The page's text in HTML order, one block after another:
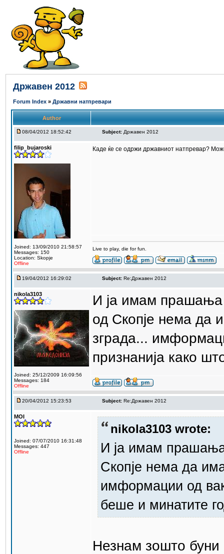
Државен 2012
Forum Index » Државни натпревари
Author
08/04/2012 18:52:42 Subject: Државен 2012
filip_bujaroski
Joined: 13/09/2010 21:58:57
Messages: 150
Location: Skopje
Offline
Каде ќе се одржи државниот натпревар?
Live to play, die for fun.
19/04/2012 16:29:02 Subject: Re:Државен 2012
nikola3103
Joined: 25/12/2009 16:09:56
Messages: 184
Offline
И ја имам прашања
од Скопје нема да
зграда...
признанија како
20/04/2012 15:23:53 Subject: Re:Државен 2012
MOI
Joined: 07/07/2010 16:31:48
Messages: 447
Offline
nikola3103 wrote:
И ја имам прашања
Скопје нема да
имформации од
беше и минатите
Незнам зошто буни